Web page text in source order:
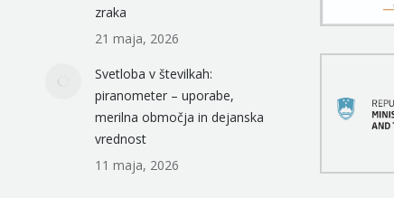
zraka
21 maja, 2026
Svetloba v številkah:
piranometer – uporabe,
merilna območja in dejanska
vrednost
11 maja, 2026